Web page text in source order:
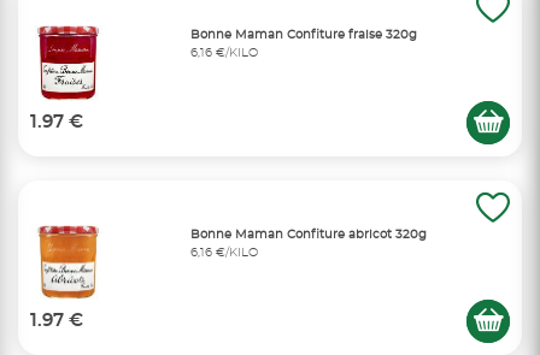
Bonne Maman Confiture fraise 320g
6,16 €/KILO
1.97 €
Bonne Maman Confiture abricot 320g
6,16 €/KILO
1.97 €